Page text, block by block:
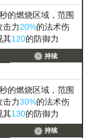
秒的燃烧区域，范围
击力20%的法术伤
其120的防御力
持续
秒的燃烧区域，范围
击力30%的法术伤
其130的防御力
持续